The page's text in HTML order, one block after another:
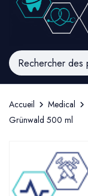
Accueil Medical
Grünwald 500 ml